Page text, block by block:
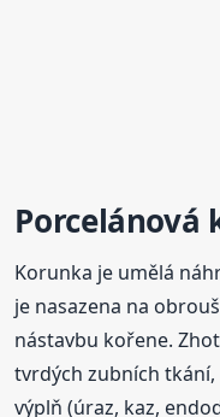
Porcelánová
Korunka je umělá
je nasazena na
nástavbu kořene.
tvrdých zubních
výplň (úraz, kaz,